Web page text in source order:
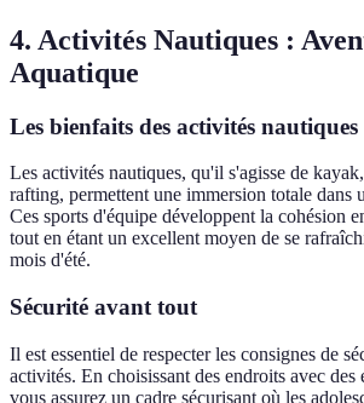
4. Activités Nautiques :
Aquatique
Les bienfaits des activités nautiques
Les activités nautiques, qu'il s'agisse de
rafting, permettent une immersion totale dans
Ces sports d'équipe développent la cohésion
tout en étant un excellent moyen de se
mois d'été.
Sécurité avant tout
Il est essentiel de respecter les consignes de
activités. En choisissant des endroits avec des
vous assurez un cadre sécurisant où les